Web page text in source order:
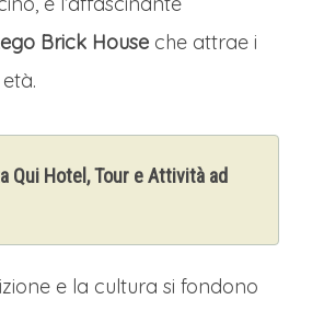
Brick House che attrae i
Qui Hotel, Tour e Attività ad
e la cultura si fondono